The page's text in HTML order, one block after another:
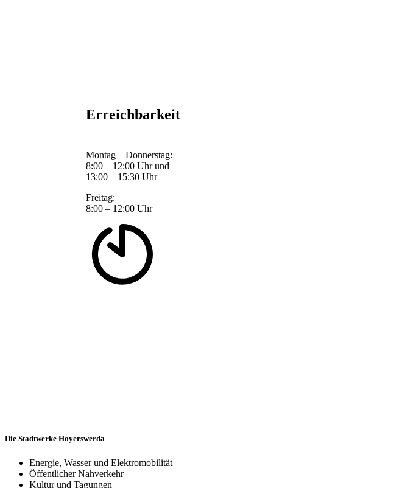
Erreichbarkeit
Montag – Donnerstag:
8:00 – 12:00 Uhr und
13:00 – 15:30 Uhr
Freitag:
8:00 – 12:00 Uhr
Die Stadtwerke Hoyerswerda
Energie, Wasser und Elektromobilität
Öffentlicher Nahverkehr
Kultur und Tagungen